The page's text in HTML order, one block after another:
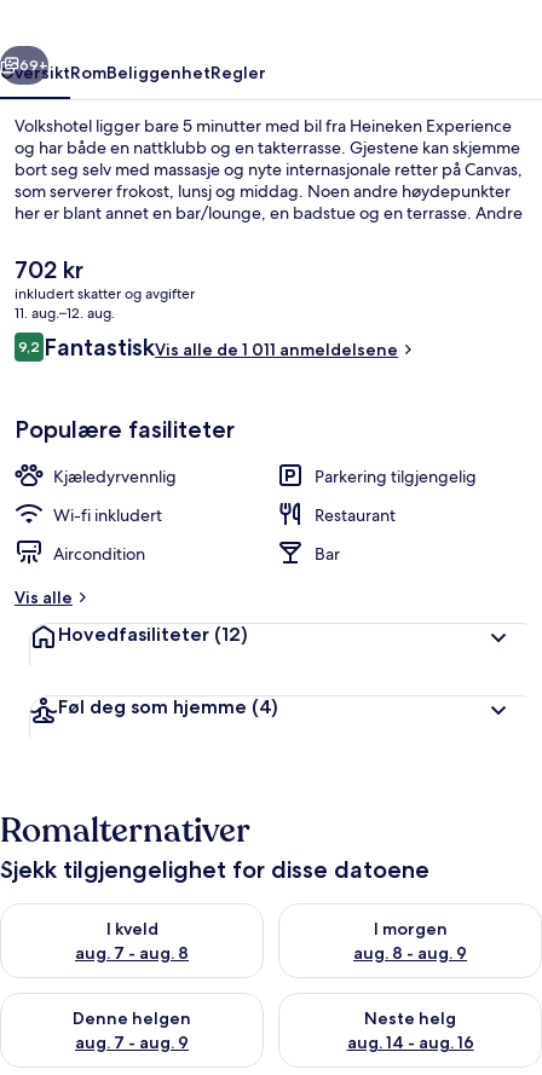
Neste
69+
OversiktRomBeliggenhetRegler
Volkshotel ligger bare 5 minutter med bil fra Heineken Experience
og har både en nattklubb og en takterrasse. Gjestene kan skjemme
bort seg selv med massasje og nyte internasjonale retter på Canvas,
som serverer frokost, lunsj og middag. Noen andre høydepunkter
her er blant annet en bar/lounge, en badstue og en terrasse. Andre
gå fra overnattingsstedet til offentlig transport: Wibautstraat
stasjon ligger like i nærheten, og det tar 6 minutter å gå til
Wibautstraat trikkeholdeplass.
Den
nåværende
prisen
er
702 kr
702 kr
inkludert skatter og avgifter
11. aug.–12. aug.
Anmeldelser
9,29,2 av 10 –
FantastiskVis alle de 1 011 anmeldelsene
Populære fasiliteter
Kjæledyrvennlig
Parkering tilgjengelig
Wi-fi inkludert
Restaurant
Aircondition
Bar
Vis alle
Hovedfasiliteter (12)
Føl deg som hjemme (4)
Romalternativer
Sjekk tilgjengelighet for disse datoene
I kveld
aug. 7 - aug. 8
Sjekk tilgjengelighet for i kveld, aug. 7 - aug. 8
I morgen
aug. 8 - aug. 9
Sjekk tilgjengelighet for i
Denne helgen
aug. 7 - aug. 9
Sjekk tilgjengelighet for denne helgen, aug. 7 - aug. 9
Neste helg
aug. 14 - aug. 16
Sjekk tilgjengelighet for neste